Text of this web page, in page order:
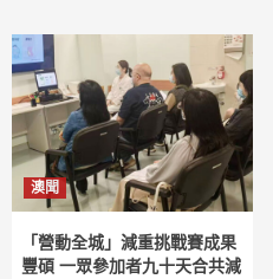
澳聞
「營動全城」減重挑戰賽成果
豐碩 一眾參加者九十天合共減